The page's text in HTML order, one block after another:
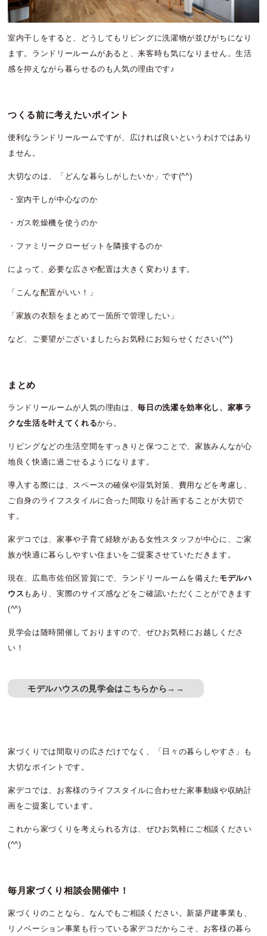
室内干しをすると、どうしてもリビングに洗濯物が並びがちになり
ます。ランドリールームがあると、来客時も気になりません。生活
感を抑えながら暮らせるのも人気の理由です♪
つくる前に考えたいポイント
便利なランドリールームですが、広ければ良いというわけではあり
ません。
大切なのは、「どんな暮らしがしたいか」です(^^)
・室内干しが中心なのか
・ガス乾燥機を使うのか
・ファミリークローゼットを隣接するのか
によって、必要な広さや配置は大きく変わります。
「こんな配置がいい！」
「家族の衣類をまとめて一箇所で管理したい」
など、ご要望がございましたらお気軽にお知らせください(^^)
まとめ
ランドリールームが人気の理由は、毎日の洗濯を効率化し、家事ラ
クな生活を叶えてくれるから。
リビングなどの生活空間をすっきりと保つことで、家族みんなが心
地良く快適に過ごせるようになります。
導入する際には、スペースの確保や湿気対策、費用などを考慮し、
ご自身のライフスタイルに合った間取りを計画することが大切で
す。
家デコでは、家事や子育て経験がある女性スタッフが中心に、ご家
族が快適に暮らしやすい住まいをご提案させていただきます。
現在、広島市佐伯区皆賀にで、ランドリールームを備えた モデルハ
ウス もあり、実際のサイズ感などをご確認いただくことができます
(^^)
見学会は随時開催しておりますので、ぜひお気軽にお越しくださ
い！
モデルハウスの見学会はこちらから→→
家づくりでは間取りの広さだけでなく、「日々の暮らしやすさ」も
大切なポイントです。
家デコでは、お客様のライフスタイルに合わせた家事動線や収納計
画をご提案しています。
これから家づくりを考えられる方は、ぜひお気軽にご相談ください
(^^)
毎月家づくり相談会開催中！
家づくりのことなら、なんでもご相談ください。新築戸建事業も、
リノベーション事業も行っている家デコだからこそ、お客様の暮ら